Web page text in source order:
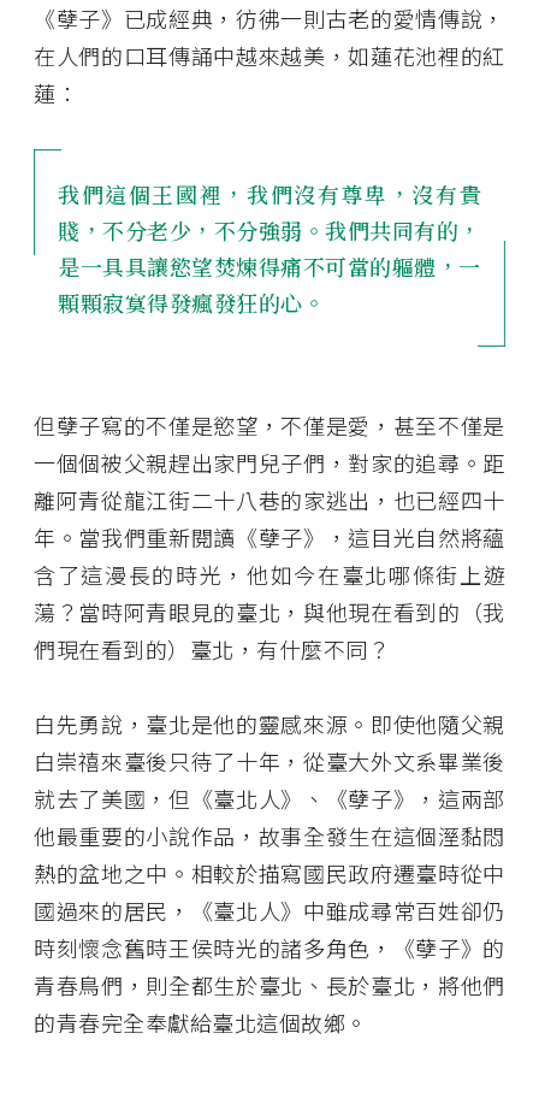
《孽子》已成經典，彷彿一則古老的愛情傳說，
在人們的口耳傳誦中越來越美，如蓮花池裡的紅
蓮：
我們這個王國裡，我們沒有尊卑，沒有貴
賤，不分老少，不分強弱。我們共同有的，
是一具具讓慾望焚煉得痛不可當的軀體，一
顆顆寂寞得發瘋發狂的心。
但孽子寫的不僅是慾望，不僅是愛，甚至不僅是
一個個被父親趕出家門兒子們，對家的追尋。距
離阿青從龍江街二十八巷的家逃出，也已經四十
年。當我們重新閱讀《孽子》，這目光自然將蘊
含了這漫長的時光，他如今在臺北哪條街上遊
蕩？當時阿青眼見的臺北，與他現在看到的（我
們現在看到的）臺北，有什麼不同？
白先勇說，臺北是他的靈感來源。即使他隨父親
白崇禧來臺後只待了十年，從臺大外文系畢業後
就去了美國，但《臺北人》、《孽子》，這兩部
他最重要的小說作品，故事全發生在這個溼黏悶
熱的盆地之中。相較於描寫國民政府遷臺時從中
國過來的居民，《臺北人》中雖成尋常百姓卻仍
時刻懷念舊時王侯時光的諸多角色，《孽子》的
青春鳥們，則全都生於臺北、長於臺北，將他們
的青春完全奉獻給臺北這個故鄉。